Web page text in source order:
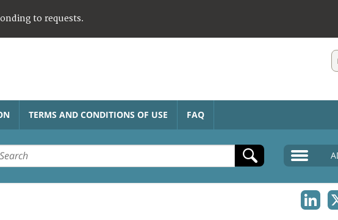
to requests.
TERMS AND CONDITIONS OF USE FAQ